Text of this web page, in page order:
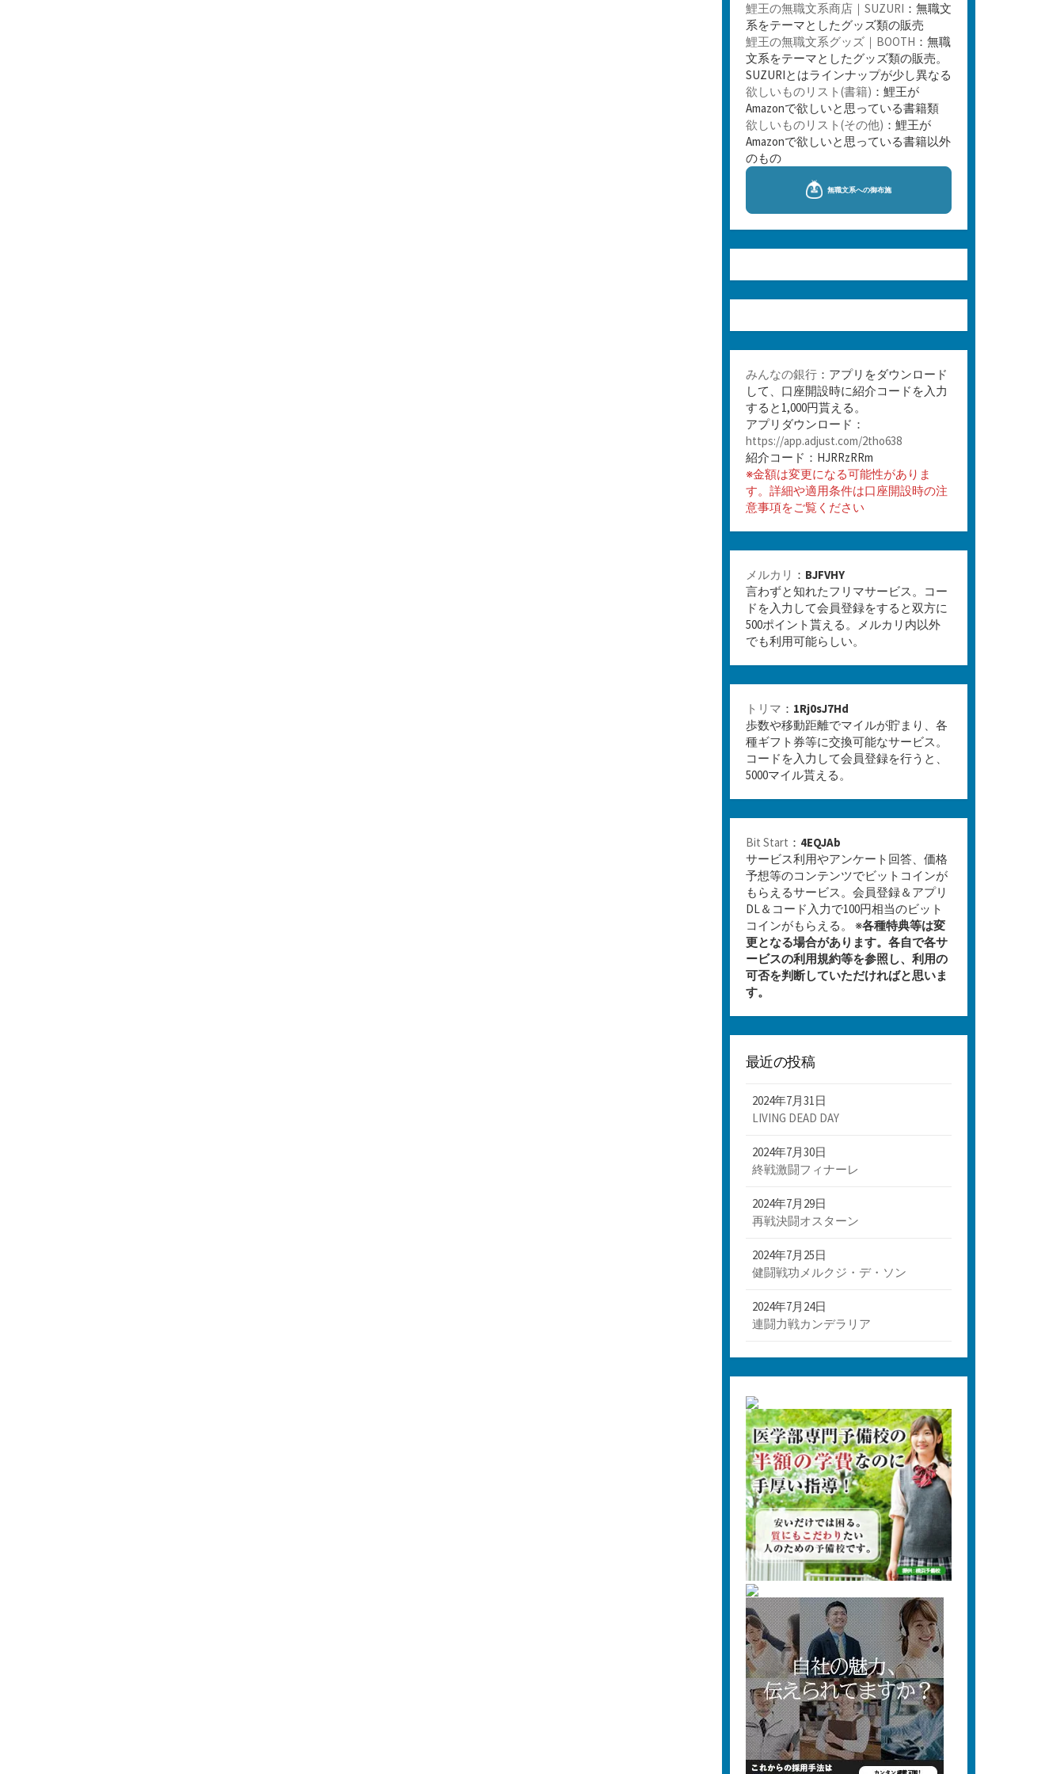
鯉王の無職文系商店｜SUZURI ：無職文
系をテーマとしたグッズ類の販売
鯉王の無職文系グッズ｜BOOTH ：無職
文系をテーマとしたグッズ類の販売。
SUZURIとはラインナップが少し異なる
欲しいものリスト(書籍) ：鯉王が
Amazonで欲しいと思っている書籍類
欲しいものリスト(その他) ：鯉王が
Amazonで欲しいと思っている書籍以外
のもの
みんなの銀行 ：アプリをダウンロード
して、口座開設時に紹介コードを入力
すると1,000円貰える。
アプリダウンロード：
https://app.adjust.com/2tho638
紹介コード：HJRRzRRm
※金額は変更になる可能性がありま
す。詳細や適用条件は口座開設時の注
意事項をご覧ください
メルカリ ： BJFVHY
言わずと知れたフリマサービス。コー
ドを入力して会員登録をすると双方に
500ポイント貰える。メルカリ内以外
でも利用可能らしい。
トリマ ： 1Rj0sJ7Hd
歩数や移動距離でマイルが貯まり、各
種ギフト券等に交換可能なサービス。
コードを入力して会員登録を行うと、
5000マイル貰える。
Bit Start ： 4EQJAb
サービス利用やアンケート回答、価格
予想等のコンテンツでビットコインが
もらえるサービス。会員登録＆アプリ
DL＆コード入力で100円相当のビット
コインがもらえる。 ※各種特典等は変
更となる場合があります。各自で各サ
ービスの利用規約等を参照し、利用の
可否を判断していただければと思いま
す。
最近の投稿
2024年7月31日
LIVING DEAD DAY
2024年7月30日
終戦激闘フィナーレ
2024年7月29日
再戦決闘オスターン
2024年7月25日
健闘戦功メルクジ・デ・ソン
2024年7月24日
連闘力戦カンデラリア